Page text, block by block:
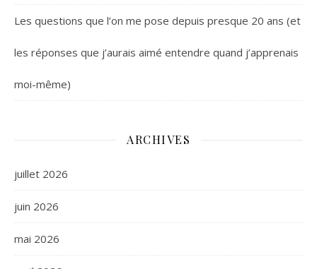
Les questions que l’on me pose depuis presque 20 ans (et
les réponses que j’aurais aimé entendre quand j’apprenais
moi-même)
ARCHIVES
juillet 2026
juin 2026
mai 2026